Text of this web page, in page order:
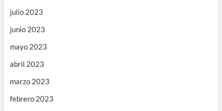
julio 2023
junio 2023
mayo 2023
abril 2023
marzo 2023
febrero 2023